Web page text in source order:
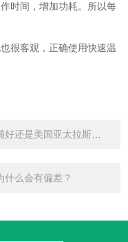
时间，增加功耗。所以每
很客观，正确使用快速温
是美国亚太拉斯好？
什么会有偏差？